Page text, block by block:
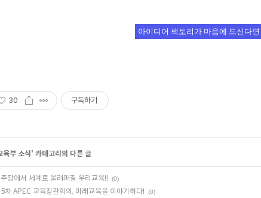
아이디어 팩토리가 마음에 드신다면
30 구독하기
육부 소식' 카테고리의 다른 글
땅에서 세계로 울려퍼질 우리교육!! (0)
차 APEC 교육장관회의, 미래교육을 이야기하다! (0)